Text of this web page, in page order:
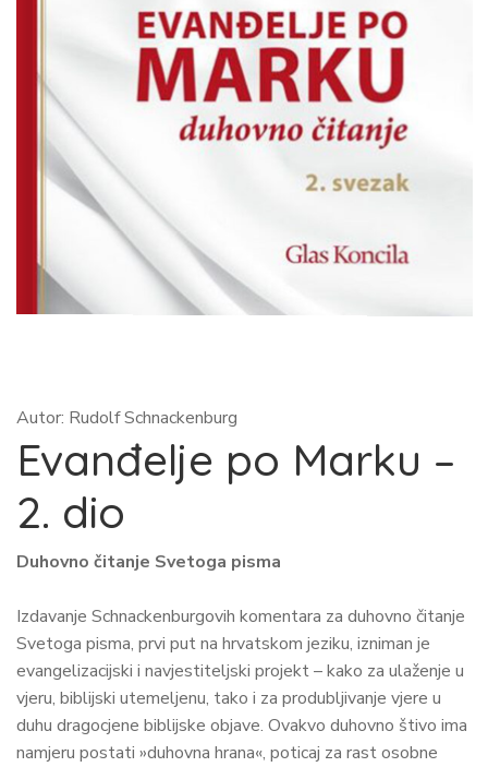
Autor: Rudolf Schnackenburg
Evanđelje po Marku –
2. dio
Duhovno čitanje Svetoga pisma
Izdavanje Schnackenburgovih komentara za duhovno čitanje
Svetoga pisma, prvi put na hrvatskom jeziku, izniman je
evangelizacijski i navjestiteljski projekt – kako za ulaženje u
vjeru, biblijski utemeljenu, tako i za produbljivanje vjere u
duhu dragocjene biblijske objave. Ovakvo duhovno štivo ima
namjeru postati »duhovna hrana«, poticaj za rast osobne